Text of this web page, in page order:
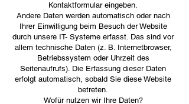
Kontaktformular eingeben.
Andere Daten werden automatisch oder nach
Ihrer Einwilligung beim Besuch der Website
durch unsere IT- Systeme erfasst. Das sind vor
allem technische Daten (z. B. Internetbrowser,
Betriebssystem oder Uhrzeit des
Seitenaufrufs). Die Erfassung dieser Daten
erfolgt automatisch, sobald Sie diese Website
betreten.
Wofür nutzen wir Ihre Daten?